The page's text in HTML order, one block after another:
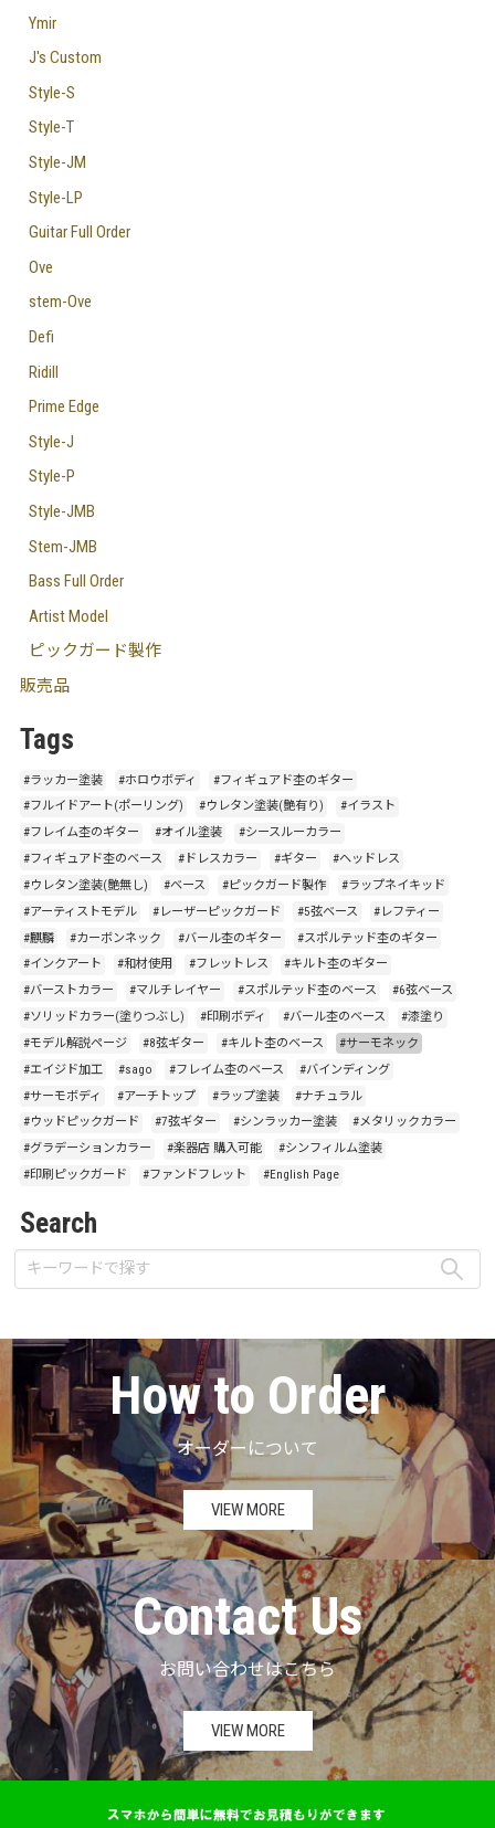
Ymir
J's Custom
Style-S
Style-T
Style-JM
Style-LP
Guitar Full Order
Ove
stem-Ove
Defi
Ridill
Prime Edge
Style-J
Style-P
Style-JMB
Stem-JMB
Bass Full Order
Artist Model
ピックガード製作
販売品
Tags
#ラッカー塗装 #ホロウボディ
#フィギュアド杢のギター
#フルイドアート(ポーリング)
#ウレタン塗装(艶有り)
#イラスト
#フレイム杢のギター
#オイル塗装
#シースルーカラー
#フィギュアド杢のベース
#ドレスカラー #ギター
#ヘッドレス
#ウレタン塗装(艶無し)
#ベース #ピックガード製作
#ラップネイキッド
#アーティストモデル
#レーザーピックガード #5弦ベース
#レフティー
#麒麟
#カーボンネック #バール杢のギター
#スポルテッド杢のギター
#インクアート
#和材使用 #フレットレス
#キルト杢のギター
#バーストカラー
#マルチレイヤー #スポルテッド杢のベース
#6弦ベース
#ソリッドカラー(塗りつぶし)
#印刷ボディ #バール杢のベース
#漆塗り
#モデル解説ページ
#8弦ギター #キルト杢のベース
#サーモネック
#エイジド加工
#sago #フレイム杢のベース
#バインディング
#サーモボディ
#アーチトップ #ラップ塗装
#ナチュラル
#ウッドピックガード
#7弦ギター #シンラッカー塗装
#メタリックカラー
#グラデーションカラー
#楽器店 購入可能
#シンフィルム塗装
#印刷ピックガード
#ファンドフレット #English Page
Search
How to Order
オーダーについて
VIEW MORE
Contact Us
お問い合わせはこちら
VIEW MORE